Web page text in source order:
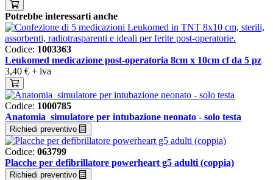
Potrebbe interessarti anche
Codice: 1003363
Leukomed medicazione post-operatoria 8cm x 10cm cf da 5 pz
3,40 € + iva
Codice: 1000785
Anatomia_simulatore per intubazione neonato - solo testa
Richiedi preventivo
Codice: 063799
Placche per defibrillatore powerheart g5 adulti (coppia)
Richiedi preventivo